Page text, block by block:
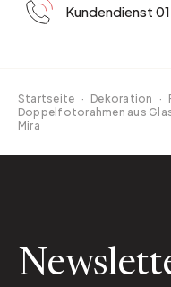
Kundendienst
Startseite · Dekoration ·
Doppelfotorahmen aus
Mira